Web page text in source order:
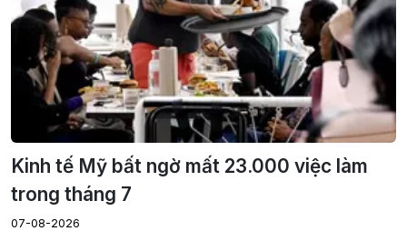
Kinh tế Mỹ bất ngờ mất 23.000 việc làm
trong tháng 7
07-08-2026